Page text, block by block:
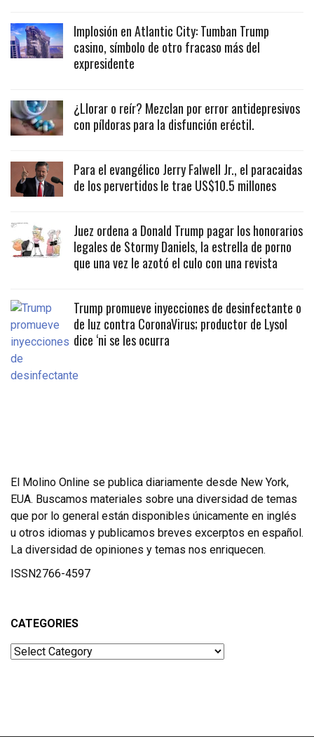
Implosión en Atlantic City: Tumban Trump
casino, símbolo de otro fracaso más del
expresidente
¿Llorar o reír? Mezclan por error antidepresivos
con píldoras para la disfunción eréctil.
Para el evangélico Jerry Falwell Jr., el paracaidas
de los pervertidos le trae US$10.5 millones
Juez ordena a Donald Trump pagar los honorarios
legales de Stormy Daniels, la estrella de porno
que una vez le azotó el culo con una revista
Trump promueve inyecciones de desinfectante o
de luz contra CoronaVirus; productor de Lysol
dice ‘ni se les ocurra
El Molino Online se publica diariamente desde New York,
EUA. Buscamos materiales sobre una diversidad de temas
que por lo general están disponibles únicamente en inglés
u otros idiomas y publicamos breves excerptos en español.
La diversidad de opiniones y temas nos enriquecen.
ISSN2766-4597
CATEGORIES
Categories